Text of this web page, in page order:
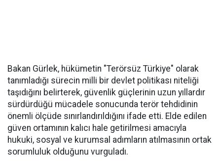
Bakan Gürlek, hükümetin "Terörsüz Türkiye" olarak
tanımladığı sürecin milli bir devlet politikası niteliği
taşıdığını belirterek, güvenlik güçlerinin uzun yıllardır
sürdürdüğü mücadele sonucunda terör tehdidinin
önemli ölçüde sınırlandırıldığını ifade etti. Elde edilen
güven ortamının kalıcı hale getirilmesi amacıyla
hukuki, sosyal ve kurumsal adımların atılmasının ortak
sorumluluk olduğunu vurguladı.